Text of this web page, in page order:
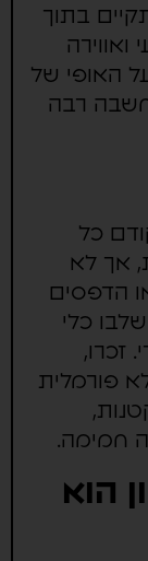
בתוך
האופי של
רבה
כל
אך לא
הדפסים
כלי
פורמלית
חמימה.
הוא